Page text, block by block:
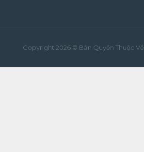
Copyright 2026 © Bản Quyền Thuộc Về